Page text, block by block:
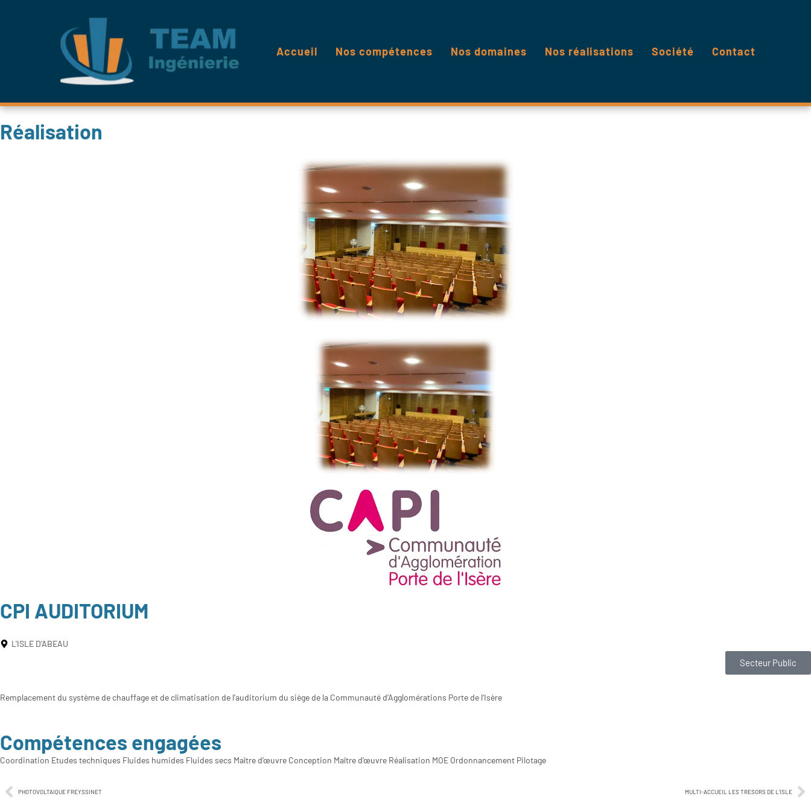
Accueil Nos compétences Nos domaines Nos réalisations Société Contact
Réalisation
CPI AUDITORIUM
L'ISLE D'ABEAU
Secteur Public
Remplacement du système de chauffage et de climatisation de l’auditorium du siège de la Communauté d’Agglomérations Porte de l’Isère
Compétences engagées
Coordination Etudes techniques Fluides humides Fluides secs Maître d’œuvre Conception Maître d’œuvre Réalisation MOE Ordonnancement Pilotage
PHOTOVOLTAIQUE FREYSSINET MULTI-ACCUEIL LES TRESORS DE L’ISLE